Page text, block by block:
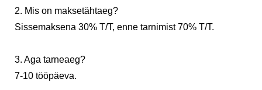
2. Mis on maksetähtaeg?
Sissemaksena 30% T/T, enne tarnimist 70% T/T.
3. Aga tarneaeg?
7-10 tööpäeva.